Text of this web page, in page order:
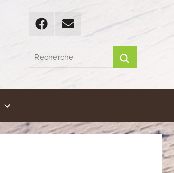
FacebookEmail
Recherche